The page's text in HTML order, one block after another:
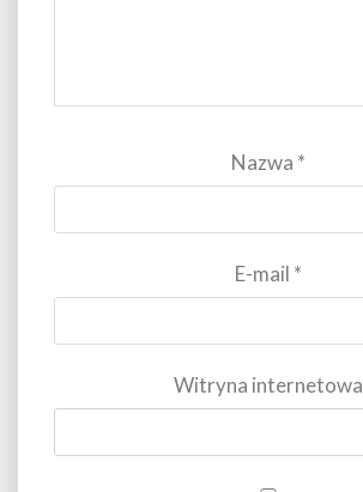
Nazwa *
E-mail *
Witryna internetowa